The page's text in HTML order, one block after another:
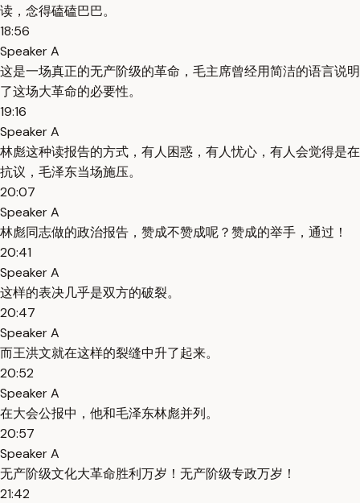
读，念得磕磕巴巴。
18:56
Speaker A
这是一场真正的无产阶级的革命，毛主席曾经用简洁的语言说明
了这场大革命的必要性。
19:16
Speaker A
林彪这种读报告的方式，有人困惑，有人忧心，有人会觉得是在
抗议，毛泽东当场施压。
20:07
Speaker A
林彪同志做的政治报告，赞成不赞成呢？赞成的举手，通过！
20:41
Speaker A
这样的表决几乎是双方的破裂。
20:47
Speaker A
而王洪文就在这样的裂缝中升了起来。
20:52
Speaker A
在大会公报中，他和毛泽东林彪并列。
20:57
Speaker A
无产阶级文化大革命胜利万岁！无产阶级专政万岁！
21:42